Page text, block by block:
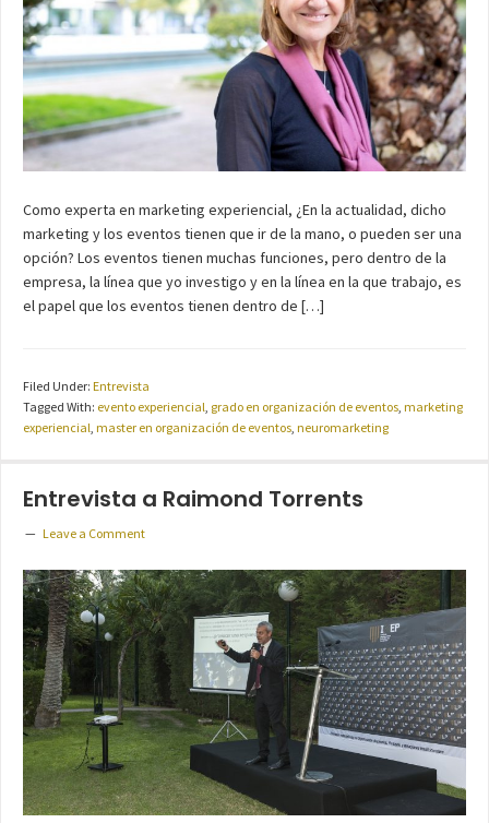
Como experta en marketing experiencial, ¿En la actualidad, dicho
marketing y los eventos tienen que ir de la mano, o pueden ser una
opción? Los eventos tienen muchas funciones, pero dentro de la
empresa, la línea que yo investigo y en la línea en la que trabajo, es
el papel que los eventos tienen dentro de […]
Filed Under: Entrevista
Tagged With: evento experiencial grado en organización de eventos marketing
experiencial master en organización de eventos neuromarketing
Entrevista a Raimond Torrents
Leave a Comment